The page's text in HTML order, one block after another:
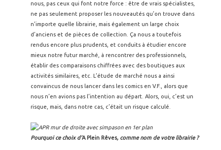
nous, pas ceux qui font notre force : être de vrais spécialistes,
ne pas seulement proposer les nouveautés qu’on trouve dans
n’importe quelle librairie, mais également un large choix
d’anciens et de pièces de collection. Ça nous a toutefois
rendus encore plus prudents, et conduits à étudier encore
mieux notre futur marché, à rencontrer des professionnels,
établir des comparaisons chiffrées avec des boutiques aux
activités similaires, etc. L’étude de marché nous a ainsi
convaincus de nous lancer dans les comics en V.F., alors que
nous n’en avions pas l’intention au départ. Alors, oui, c’est un
risque, mais, dans notre cas, c’était un risque calculé.
Pourquoi ce choix d’A Plein Rêves, comme nom de votre librairie ?